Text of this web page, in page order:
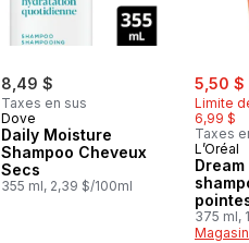
8,49 $
Taxes en sus
Dove
Daily Moisture
Shampoo Cheveux
Secs
355 ml, 2,39 $/100ml
sale:
5,50 $
Limite
6,99 $
Taxes
L’Oréal
375 ml,